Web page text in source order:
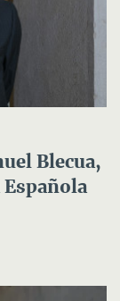
Blecua,